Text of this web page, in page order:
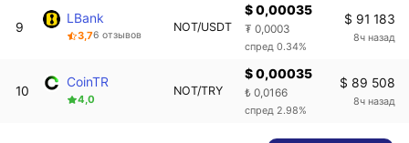
9
LBank
3,76 отзывов
NOT/USDT
$ 0,00035
₮ 0,0003
спред 0.34%
$ 91 183
8ч назад
10
CoinTR
4,0
NOT/TRY
$ 0,00035
₺ 0,0166
спред 2.98%
$ 89 508
8ч назад